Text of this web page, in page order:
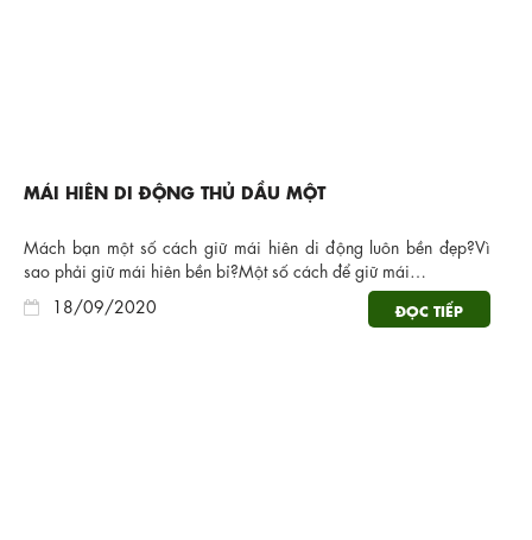
MÁI HIÊN DI ĐỘNG THỦ DẦU MỘT
Mách bạn một số cách giữ mái hiên di động luôn bền đẹp?Vì
sao phải giữ mái hiên bền bỉ?Một số cách để giữ mái…
18/09/2020
ĐỌC TIẾP